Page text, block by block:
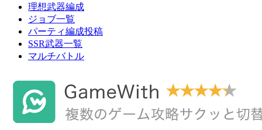
理想武器編成
ジョブ一覧
パーティ編成投稿
SSR武器一覧
マルチバトル